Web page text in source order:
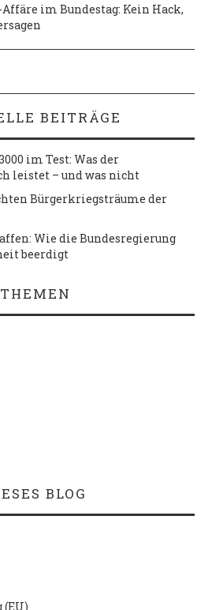
im Bundestag: Kein Hack,
BEITRÄGE
im Test: Was der
leistet – und was nicht
Bürgerkriegsträume der
Wie die Bundesregierung
beerdigt
THEMEN
BLOG